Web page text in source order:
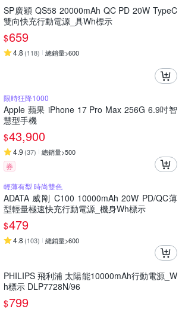
SP廣穎 QS58 20000mAh QC PD 20W TypeC
雙向快充行動電源_具Wh標示
$659
4.8 (118) 總銷量>600
限時狂降1000
Apple 蘋果 iPhone 17 Pro Max 256G 6.9吋智
慧型手機
$43,900
4.9 (37) 總銷量>500
券
輕薄有型 時尚雙色
ADATA 威剛 C100 10000mAh 20W PD/QC薄
型輕量極速快充行動電源_機身Wh標示
$479
4.8 (103) 總銷量>600
PHILIPS 飛利浦 太陽能10000mAh行動電源_W
h標示 DLP7728N/96
$799